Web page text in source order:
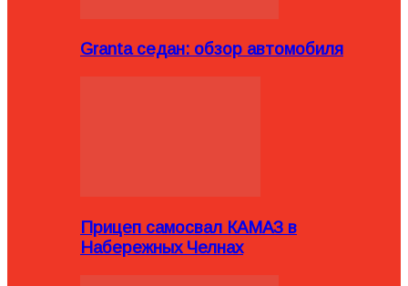
Granta седан: обзор автомобиля
Прицеп самосвал КАМАЗ в
Набережных Челнах